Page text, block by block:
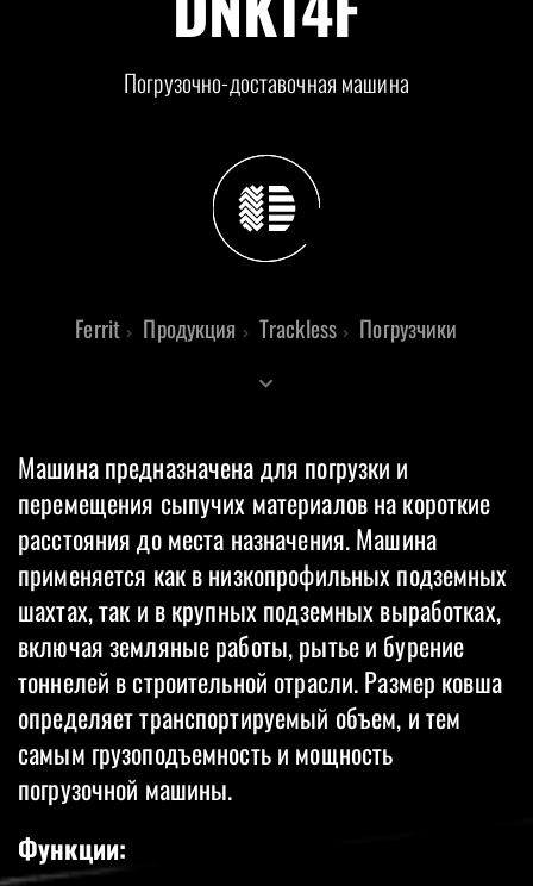
Погрузочно-доставочная машина
Ferrit Продукция Trackless Погрузчики
Машина предназначена для погрузки и
перемещения сыпучих материалов на короткие
расстояния до места назначения. Машина
применяется как в низкопрофильных подземных
шахтах, так и в крупных подземных выработках,
включая земляные работы, рытье и бурение
тоннелей в строительной отрасли. Размер ковша
определяет транспортируемый объем, и тем
самым грузоподъемность и мощность
погрузочной машины.
Функции: